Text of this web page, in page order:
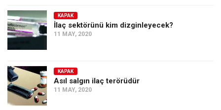
KAPAK
İlaç sektörünü kim dizginleyecek?
11 MAY, 2020
KAPAK
Asıl salgın ilaç terörüdür
11 MAY, 2020